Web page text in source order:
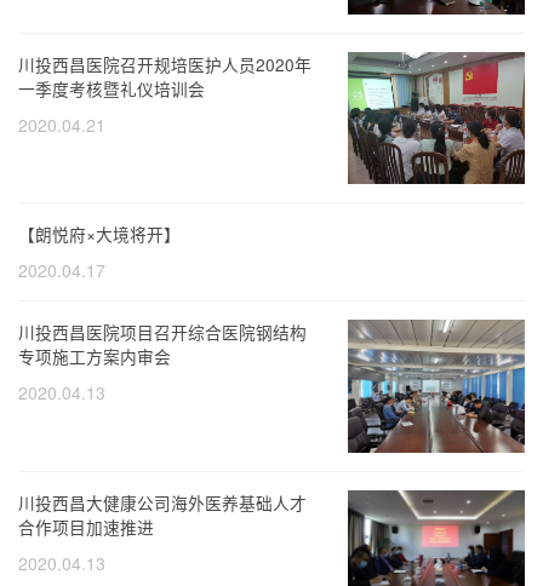
川投西昌医院召开规培医护人员2020年
一季度考核暨礼仪培训会
2020.04.21
【朗悦府×大境将开】
2020.04.17
川投西昌医院项目召开综合医院钢结构
专项施工方案内审会
2020.04.13
川投西昌大健康公司海外医养基础人才
合作项目加速推进
2020.04.13